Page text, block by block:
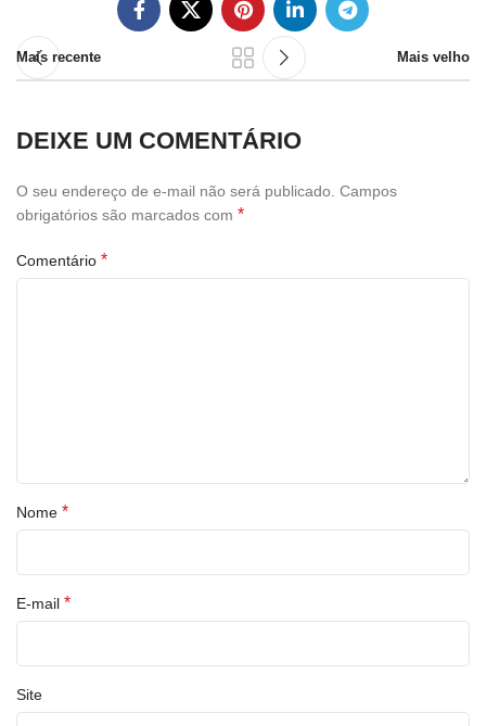
Mais recente Mais velho
DEIXE UM COMENTÁRIO
O seu endereço de e-mail não será publicado. Campos
obrigatórios são marcados com *
Comentário *
Nome *
E-mail *
Site